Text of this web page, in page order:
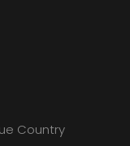
Country